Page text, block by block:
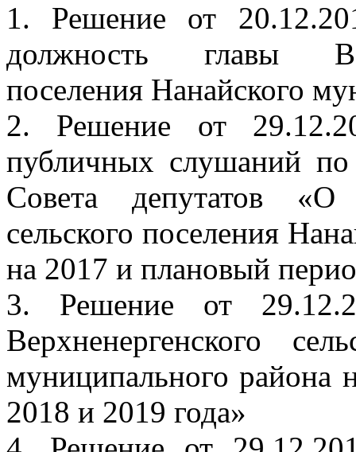
1. Решение от
должность главы
поселения Нанайского
2. Решение от
публичных слушаний
Совета депутатов «О
сельского поселения
на 2017 и плановый
3. Решение от
Верхненергенского
муниципального района
2018 и 2019 года»